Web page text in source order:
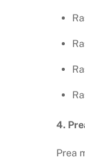
4.
Prea